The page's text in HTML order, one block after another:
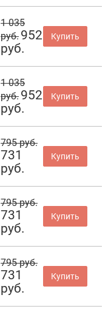
1 035
руб. 952
руб.
Купить
1 035
руб. 952
руб.
Купить
795 руб.
731
руб.
Купить
795 руб.
731
руб.
Купить
795 руб.
731
руб.
Купить